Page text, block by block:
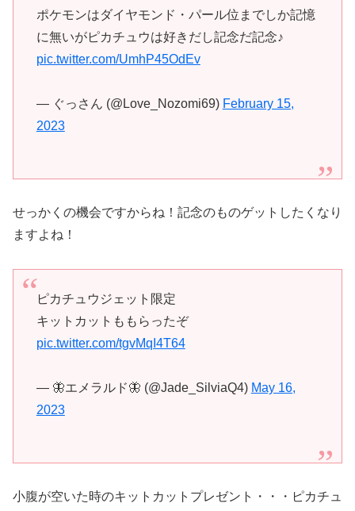
ポケモンはダイヤモンド・パール位までしか記憶
に無いがピカチュウは好きだし記念だ記念♪
pic.twitter.com/UmhP45OdEv
— ぐっさん (@Love_Nozomi69) February 15,
2023
せっかくの機会ですからね！記念のものゲットしたくなり
ますよね！
ピカチュウジェット限定
キットカットももらったぞ
pic.twitter.com/tgvMqI4T64
— 🦋エメラルド🦋 (@Jade_SilviaQ4) May 16,
2023
小腹が空いた時のキットカットプレゼント・・・ピカチュ